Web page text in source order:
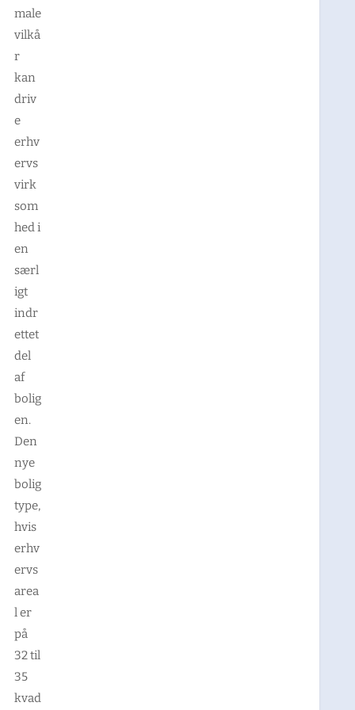
male
vilkå
r
kan
driv
e
erhv
ervs
virk
som
hed i
en
særl
igt
indr
ettet
del
af
bolig
en.
Den
nye
bolig
type,
hvis
erhv
ervs
area
l er
på
32 til
35
kvad